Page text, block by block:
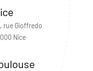
rue Gioffredo
Nice